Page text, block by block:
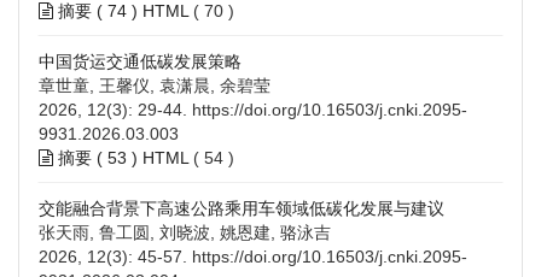
摘要 ( 74 ) HTML ( 70 )
中国货运交通低碳发展策略
章世童, 王馨仪, 袁潇晨, 余碧莹
2026, 12(3): 29-44. https://doi.org/10.16503/j.cnki.2095-
9931.2026.03.003
摘要 ( 53 ) HTML ( 54 )
交能融合背景下高速公路乘用车领域低碳化发展与建议
张天雨, 鲁工圆, 刘晓波, 姚恩建, 骆泳吉
2026, 12(3): 45-57. https://doi.org/10.16503/j.cnki.2095-